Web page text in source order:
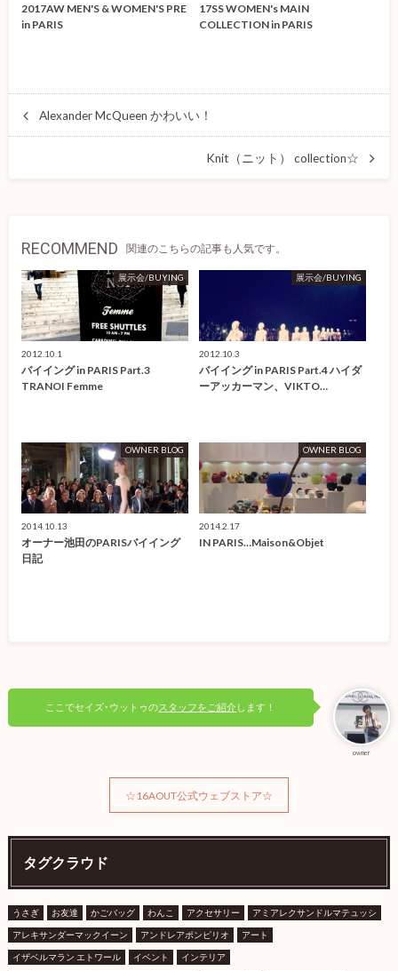
2017AW MEN'S & WOMEN'S PRE
in PARIS
17SS WOMEN's MAIN
COLLECTION in PARIS
Alexander McQueen かわいい！
Knit（ニット） collection☆
RECOMMEND 関連のこちらの記事も人気です。
展示会/BUYING
2012.10.1
バイイング in PARIS Part.3
TRANOI Femme
展示会/BUYING
2012.10.3
バイイング in PARIS Part.4 ハイダ
ーアッカーマン、VIKTO…
OWNER BLOG
2014.10.13
オーナー池田のPARISバイイング
日記
OWNER BLOG
2014.2.17
IN PARIS…Maison&Objet
owner
ここでセイズ･ウットゥのスタッフをご紹介します！
☆16AOUT公式ウェブストア☆
タグクラウド
うさぎ お友達 かごバッグ わんこ アクセサリー アミアレクサンドルマテュッシ
アレキサンダーマックイーン アンドレアポンピリオ アート
イザベルマラン エトワール イベント インテリア